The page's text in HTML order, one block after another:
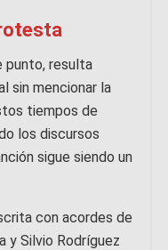
punto, resulta
sin mencionar la
tiempos de
los discursos
sigue siendo un
con acordes de
y Silvio Rodríguez